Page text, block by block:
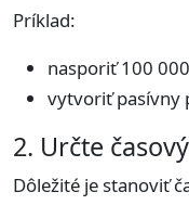
Príklad:
nasporiť 100
vytvoriť pasívny
2. Určte
Dôležité je stanoviť